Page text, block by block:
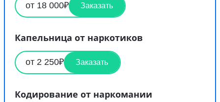
от 18 000₽ Заказать
Капельница от наркотиков
от 2 250₽ Заказать
Кодирование от наркомании